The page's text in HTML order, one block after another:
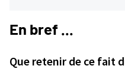
En bref ...
Que retenir de ce fait